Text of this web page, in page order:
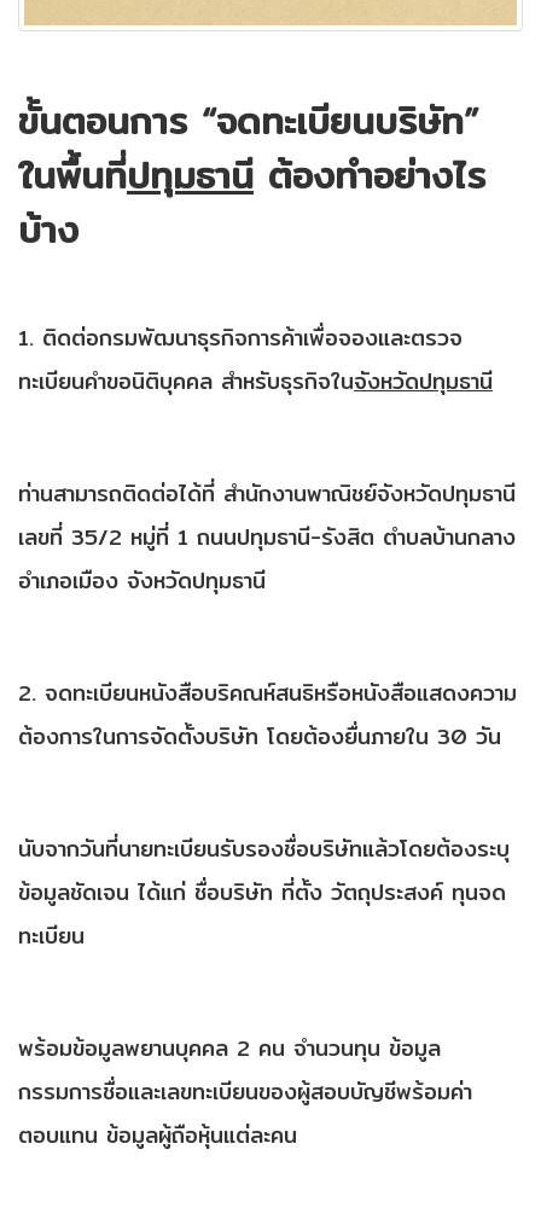
ขั้นตอนการ “จดทะเบียนบริษัท”
ในพื้นที่ปทุมธานี ต้องทำอย่างไร
บ้าง
1. ติดต่อกรมพัฒนาธุรกิจการค้าเพื่อจองและตรวจ
ทะเบียนคำขอนิติบุคคล สำหรับธุรกิจในจังหวัดปทุมธานี
ท่านสามารถติดต่อได้ที่ สำนักงานพาณิชย์จังหวัดปทุมธานี
เลขที่ 35/2 หมู่ที่ 1 ถนนปทุมธานี-รังสิต ตำบลบ้านกลาง
อำเภอเมือง จังหวัดปทุมธานี
2. จดทะเบียนหนังสือบริคณห์สนธิหรือหนังสือแสดงความ
ต้องการในการจัดตั้งบริษัท โดยต้องยื่นภายใน 30 วัน
นับจากวันที่นายทะเบียนรับรองชื่อบริษัทแล้วโดยต้องระบุ
ข้อมูลชัดเจน ได้แก่ ชื่อบริษัท ที่ตั้ง วัตถุประสงค์ ทุนจด
ทะเบียน
พร้อมข้อมูลพยานบุคคล 2 คน จำนวนทุน ข้อมูล
กรรมการชื่อและเลขทะเบียนของผู้สอบบัญชีพร้อมค่า
ตอบแทน ข้อมูลผู้ถือหุ้นแต่ละคน